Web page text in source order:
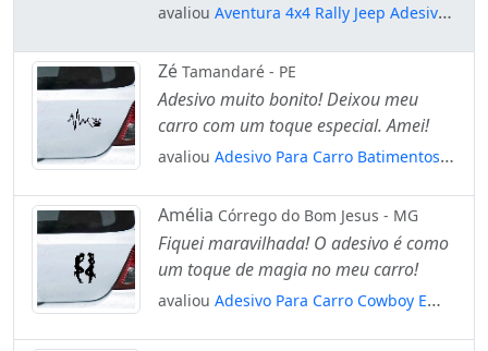
avaliou Aventura 4x4 Rally Jeep Adesivos
Zé Tamandaré - PE
Adesivo muito bonito! Deixou meu
carro com um toque especial. Amei!
avaliou Adesivo Para Carro Batimentos
Amélia Córrego do Bom Jesus - MG
Fiquei maravilhada! O adesivo é como
um toque de magia no meu carro!
avaliou Adesivo Para Carro Cowboy E